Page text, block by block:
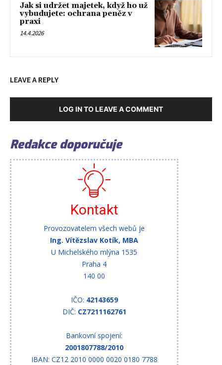
Jak si udržet majetek, když ho už
vybudujete: ochrana peněz v
praxi
14.4.2026
LEAVE A REPLY
LOG IN TO LEAVE A COMMENT
Redakce doporučuje
Kontakt
Provozovatelem všech webů je
Ing. Vítězslav Kotík, MBA
U Michelského mlýna 1535
Praha 4
140 00
IČO: 42143659
DIČ: CZ7211162761
Bankovní spojení:
2001807788/2010
IBAN: CZ12 2010 0000 0020 0180 7788